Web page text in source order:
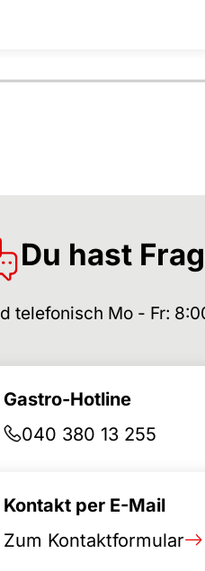
Du hast
telefonisch Mo - Fr:
Gastro-Hotline
040 380 13 255
Kontakt per E-Mail
Zum Kontaktformular